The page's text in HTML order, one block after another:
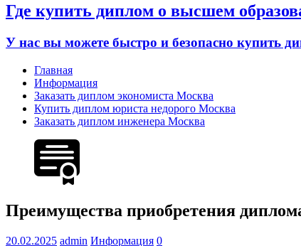
Где купить диплом о высшем
У нас вы можете быстро и безопасно купить
Главная
Информация
Заказать диплом экономиста Москва
Купить диплом юриста недорого Москва
Заказать диплом инженера Москва
Преимущества приобретения
20.02.2025 admin Информация 0